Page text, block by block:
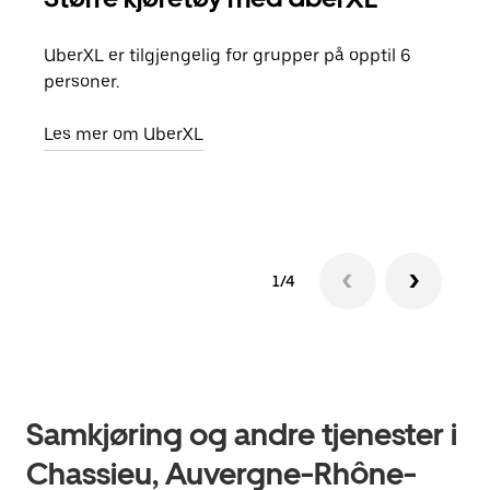
UberXL er tilgjengelig for grupper på opptil 6
personer.
Les mer om UberXL
1/4
Samkjøring og andre tjenester i
Chassieu, Auvergne-Rhône-